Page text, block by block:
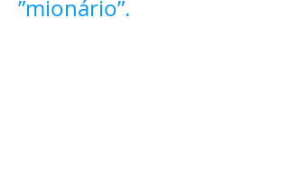
”mionário”.